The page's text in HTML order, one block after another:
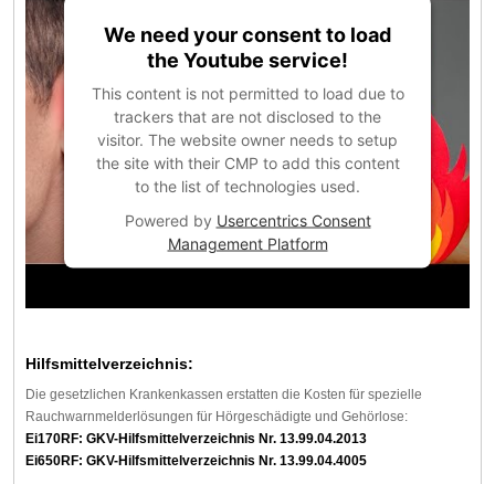
We need your consent to load
the Youtube service!
This content is not permitted to load due to
trackers that are not disclosed to the
visitor. The website owner needs to setup
the site with their CMP to add this content
to the list of technologies used.
Powered by Usercentrics Consent
Management Platform
Hilfsmittelverzeichnis:
Die gesetzlichen Krankenkassen erstatten die Kosten für spezielle
Rauchwarnmelderlösungen für Hörgeschädigte und Gehörlose:
Ei170RF: GKV-Hilfsmittelverzeichnis Nr. 13.99.04.2013
Ei650RF: GKV-Hilfsmittelverzeichnis Nr. 13.99.04.4005